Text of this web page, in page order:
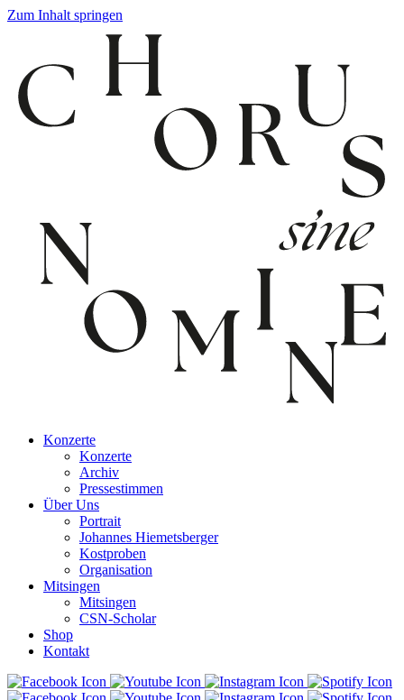
Zum Inhalt springen
Konzerte
Konzerte
Archiv
Pressestimmen
Über Uns
Portrait
Johannes Hiemetsberger
Kostproben
Organisation
Mitsingen
Mitsingen
CSN-Scholar
Shop
Kontakt